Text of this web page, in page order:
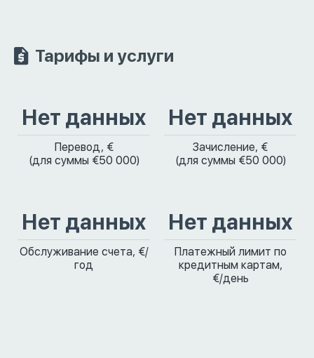
Тарифы и услуги
Нет данных
Перевод, €
(для суммы €50 000)
Нет данных
Зачисление, €
(для суммы €50 000)
Нет данных
Обслуживание счета, €/
год
Нет данных
Платежный лимит по
кредитным картам,
€/день